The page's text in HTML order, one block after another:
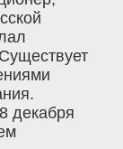
декабря